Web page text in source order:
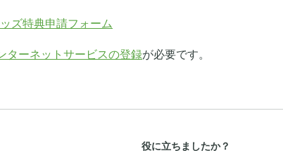
ズ特典申請フォーム
ターネットサービスの登録が必要です。
役に立ちましたか？